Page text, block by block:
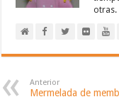
otras.
Anterior
Mermelada de